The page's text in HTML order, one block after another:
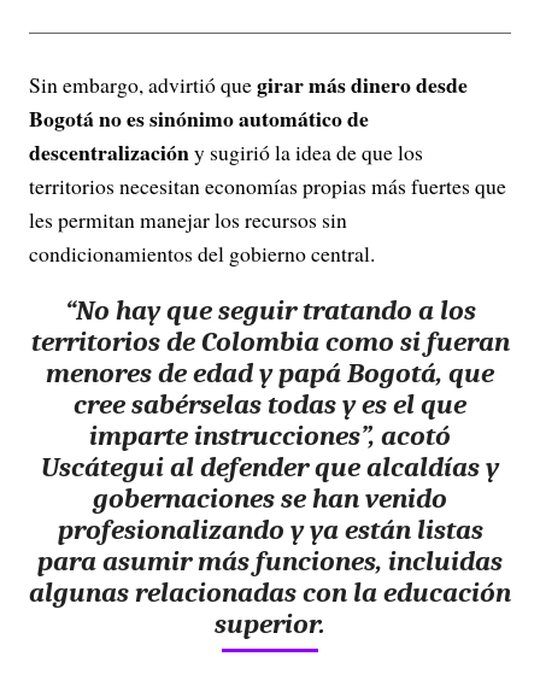
Sin embargo, advirtió quegirar más dinero desde
Bogotá no es sinónimo automático de
descentralizacióny sugirió la idea de que los
territorios necesitan economías propias más fuertes que
les permitan manejar los recursos sin
condicionamientos del gobierno central.
“No hay que seguir tratando a los
territorios de Colombia como si fueran
menores de edad y papá Bogotá, que
cree sabérselas todas y es el que
imparte instrucciones”, acotó
Uscátegui al defender que alcaldías y
gobernaciones se han venido
profesionalizando y ya están listas
para asumir más funciones, incluidas
algunas relacionadas con la educación
superior.